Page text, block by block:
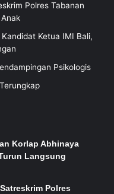
Polres Tabanan
Ketua IMI Bali,
Psikologis
Korlap Abhinaya
Langsung
Polres